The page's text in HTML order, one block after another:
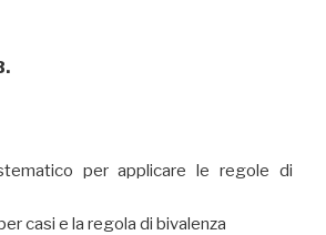
per applicare le regole di
casi e la regola di bivalenza